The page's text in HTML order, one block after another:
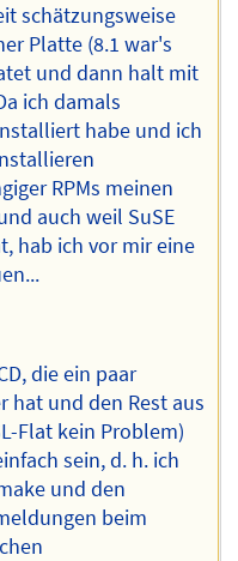
schätzungsweise
Platte (8.1 war's
und dann halt mit
ich damals
habe und ich
RPMs meinen
auch weil SuSE
hab ich vor mir eine
die ein paar
hat und den Rest aus
Flat kein Problem)
sein, d. h. ich
und den
beim